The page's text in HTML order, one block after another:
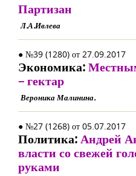
Партизан
Л.А.Ивлева
● №39 (1280) от 27.09.2017
Экономика:
– гектар
Вероника Малинина.
● №27 (1268) от 05.07.2017
Политика:Андрей
власти со свежей
руками